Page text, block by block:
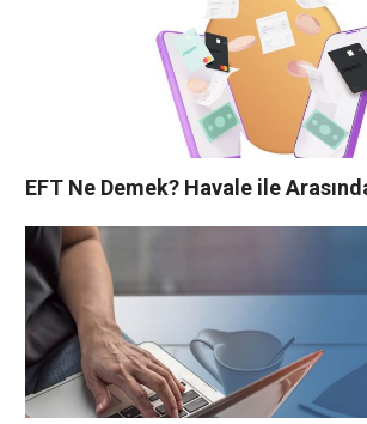
EFT Ne Demek? Havale ile